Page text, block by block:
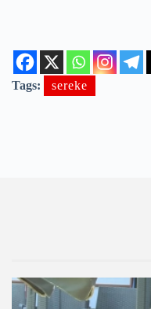
Tags: sereke